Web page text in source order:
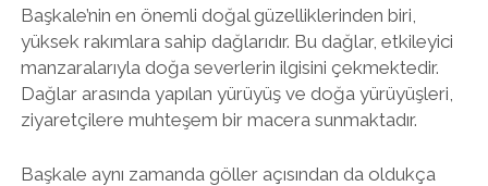
Başkale’nin en önemli doğal güzelliklerinden biri,
yüksek rakımlara sahip dağlarıdır. Bu dağlar, etkileyici
manzaralarıyla doğa severlerin ilgisini çekmektedir.
Dağlar arasında yapılan yürüyüş ve doğa yürüyüşleri,
ziyaretçilere muhteşem bir macera sunmaktadır.
Başkale aynı zamanda göller açısından da oldukça